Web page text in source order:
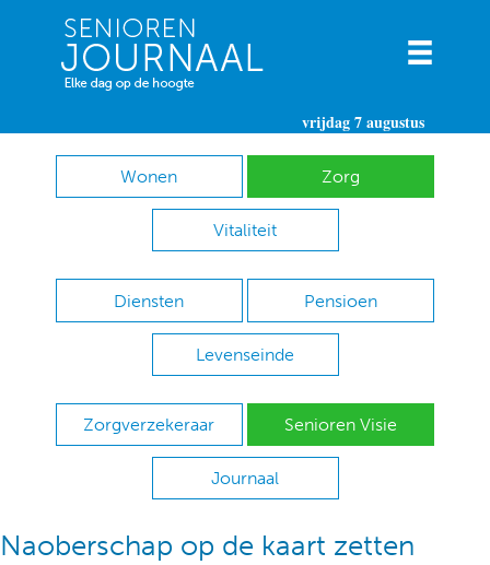
vrijdag 7 augustus
Wonen Zorg
Vitaliteit
Diensten Pensioen
Levenseinde
Zorgverzekeraar Senioren Visie
Journaal
Naoberschap op de kaart zetten